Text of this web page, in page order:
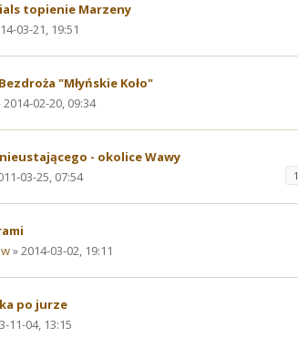
topienie Marzeny
03-21, 19:51
"Młyńskie Koło"
02-20, 09:34
- okolice Wawy
03-25, 07:54 1
» 2014-03-02, 19:11
po jurze
11-04, 13:15